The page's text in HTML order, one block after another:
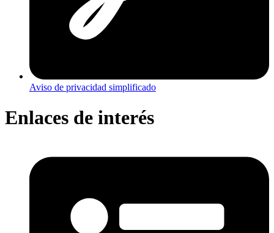
Aviso de privacidad simplificado
Enlaces de interés